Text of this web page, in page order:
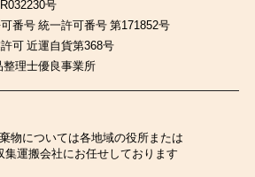
号
番号 統一許可番号 第171852号
可 近運自貨第368号
理士優良事業所
物については各地域の役所または
集運搬会社にお任せしております